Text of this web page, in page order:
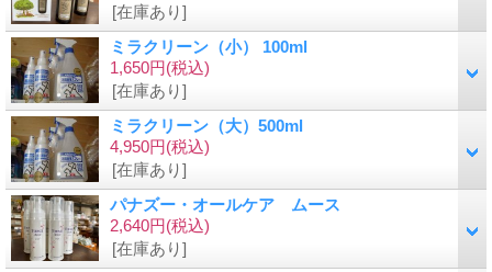
[在庫あり]
ミラクリーン（小） 100ml
1,650円(税込)
[在庫あり]
ミラクリーン（大）500ml
4,950円(税込)
[在庫あり]
パナズー・オールケア ムース
2,640円(税込)
[在庫あり]